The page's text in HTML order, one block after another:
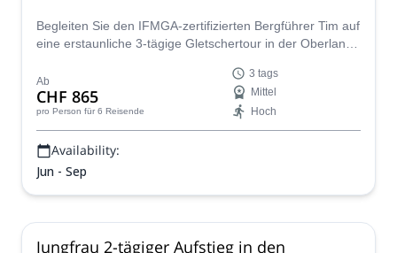
Begleiten Sie den IFMGA-zertifizierten Bergführer Tim auf
eine erstaunliche 3-tägige Gletschertour in der Oberland-
Ab
CHF 865
pro Person für 6 Reisende
3 tags
Mittel
Hoch
Availability:
Jun - Sep
Jungfrau 2-tägiger Aufstieg in den